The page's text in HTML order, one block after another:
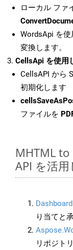
ローカル ファ
WordsApi を
変換します。
CellsApi を使用
CellsAPI から
初期化します
ファイルを
MHTML to
API を活
Dashboard
り当てと
リポジト